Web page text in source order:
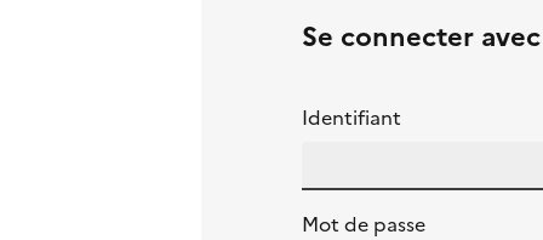
Se connecter
Identifiant
Mot de passe